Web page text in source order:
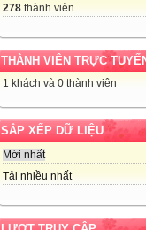
278 thành viên
THÀNH VIÊN TRỰC
1 khách và 0 thành viên
SẮP XẾP DỮ LIỆU
Mới nhất
Tải nhiều nhất